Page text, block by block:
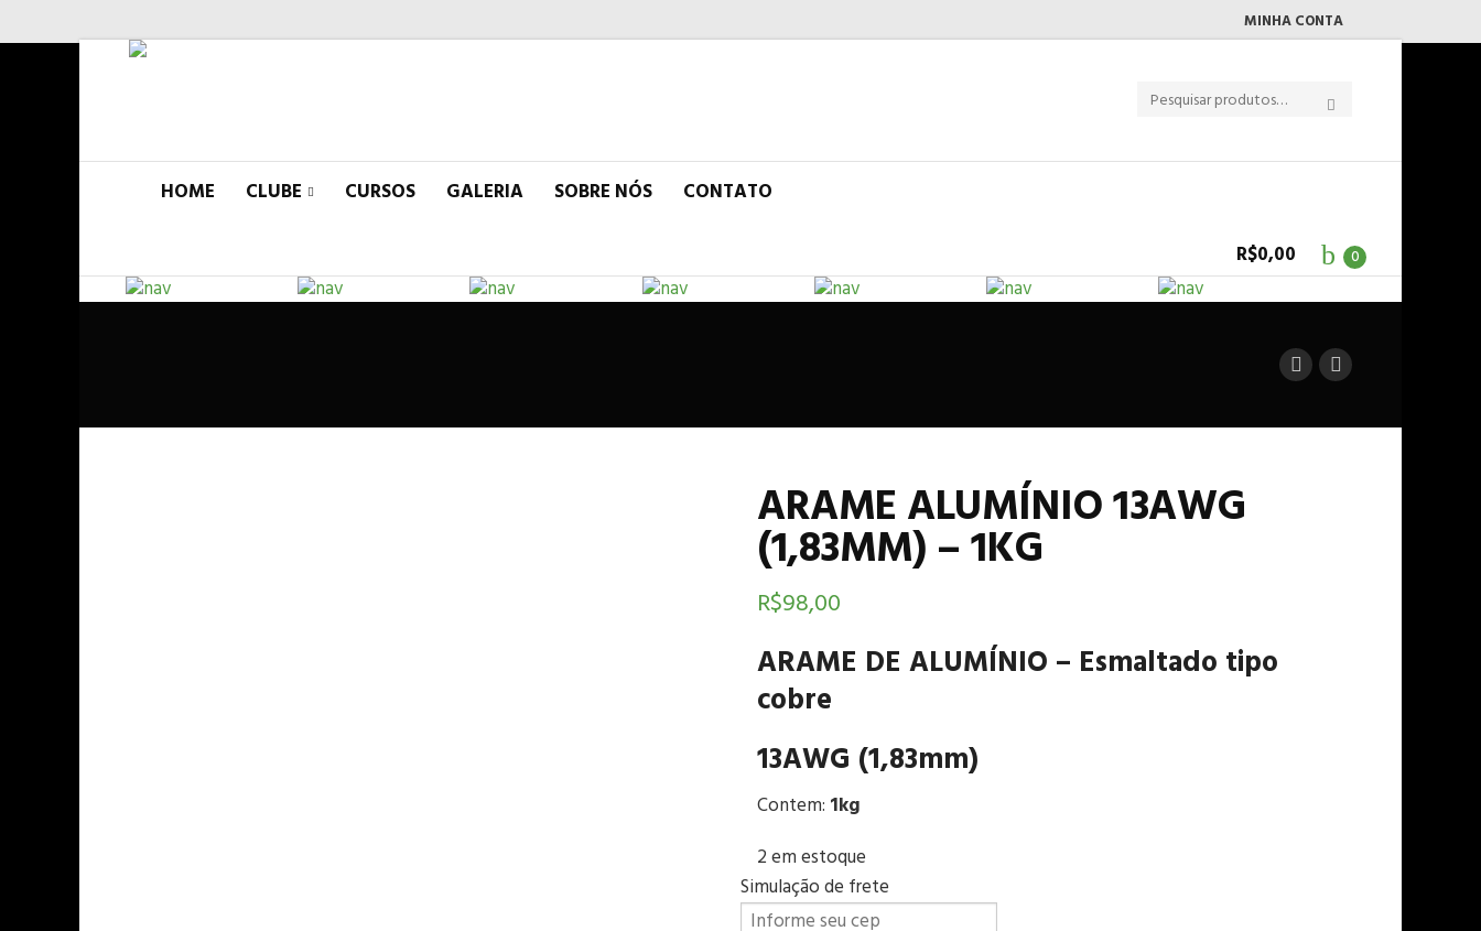
MINHA CONTA
HOME CLUBE CURSOS GALERIA SOBRE NÓS CONTATO
0
R$0,00
ARAME ALUMÍNIO 13AWG
(1,83MM) – 1KG
R$98,00
ARAME DE ALUMÍNIO – Esmaltado tipo
cobre
13AWG (1,83mm)
Contem: 1kg
2 em estoque
Simulação de frete